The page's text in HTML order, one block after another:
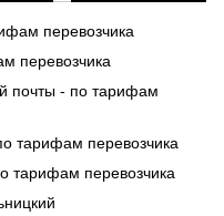
перевозчика
перевозчика
почты - по тарифам
тарифам перевозчика
тарифам перевозчика